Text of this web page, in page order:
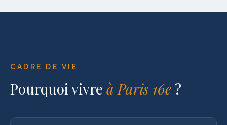
CADRE DE VIE
Pourquoi vivre à Paris 16e ?